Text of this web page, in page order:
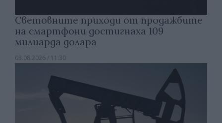
Световните приходи от продажбите
на смартфони достигнаха 109
милиарда долара
03.08.2026 / 11:30